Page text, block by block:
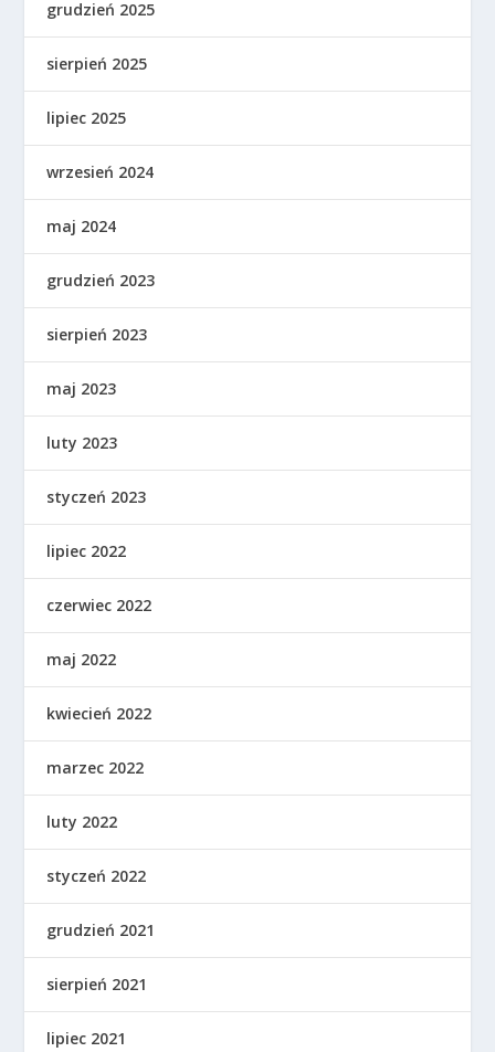
grudzień 2025
sierpień 2025
lipiec 2025
wrzesień 2024
maj 2024
grudzień 2023
sierpień 2023
maj 2023
luty 2023
styczeń 2023
lipiec 2022
czerwiec 2022
maj 2022
kwiecień 2022
marzec 2022
luty 2022
styczeń 2022
grudzień 2021
sierpień 2021
lipiec 2021